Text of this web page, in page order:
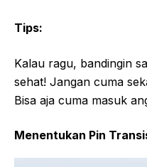
Tips:
Kalau ragu, bandingin
sehat! Jangan cuma
Bisa aja cuma masuk
Menentukan Pin